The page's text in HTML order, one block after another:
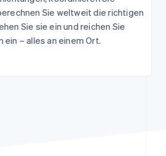
Sektor
Integrationen
Beispiele
Status
Sie weltweit die richtigen
Sie sie ein und reichen Sie
ein – alles an einem Ort.